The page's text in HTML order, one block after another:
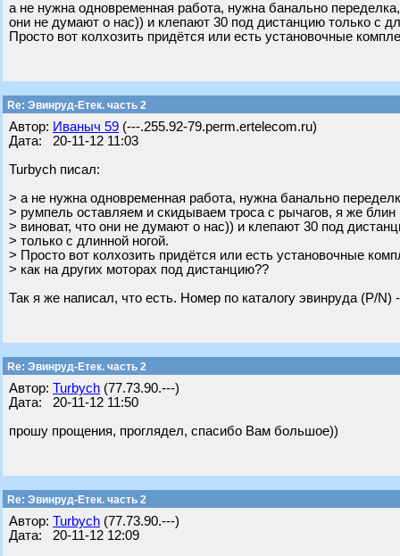
а не нужна одновременная работа, нужна банально
они не думают о нас)) и клепают 30 под дистанцию только с
Просто вот колхозить придётся или есть установочные
Re: Эвинруд-Етек. часть 2
Автор: Ивaныч 59 (---.255.92-79.perm.ertelecom.ru)
Дата: 20-11-12 11:03
Turbych писал:
> а не нужна одновременная работа, нужна банально
> румпель оставляем и скидываем троса с рычагов, я же блин
> виноват, что они не думают о нас)) и клепают 30 под
> только с длинной ногой.
> Просто вот колхозить придётся или есть установочные
> как на других моторах под дистанцию??
Так я же написал, что есть. Номер по каталогу эвинруда (P/
Re: Эвинруд-Етек. часть 2
Автор: Turbych (77.73.90.---)
Дата: 20-11-12 11:50
прошу прощения, проглядел, спасибо Вам большое))
Re: Эвинруд-Етек. часть 2
Автор: Turbych (77.73.90.---)
Дата: 20-11-12 12:09